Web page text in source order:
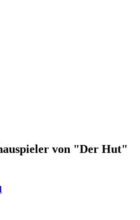
von "Der Hut"